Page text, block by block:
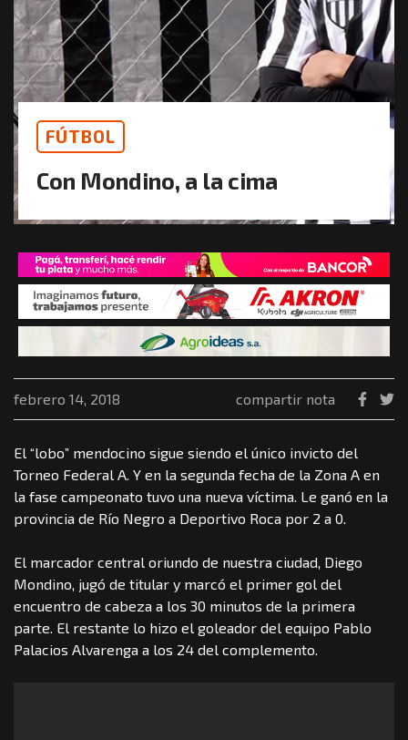
FÚTBOL
Con Mondino, a la cima
febrero 14, 2018 compartir nota
El “lobo” mendocino sigue siendo el único invicto del
Torneo Federal A. Y en la segunda fecha de la Zona A en
la fase campeonato tuvo una nueva víctima. Le ganó en la
provincia de Río Negro a Deportivo Roca por 2 a 0.
El marcador central oriundo de nuestra ciudad, Diego
Mondino, jugó de titular y marcó el primer gol del
encuentro de cabeza a los 30 minutos de la primera
parte. El restante lo hizo el goleador del equipo Pablo
Palacios Alvarenga a los 24 del complemento.